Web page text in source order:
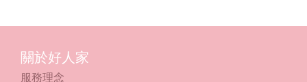
關於好人家
服務理念